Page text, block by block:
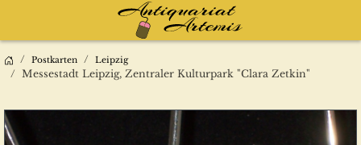
Postkarten Leipzig
Messestadt Leipzig, Zentraler Kulturpark "Clara Zetkin"